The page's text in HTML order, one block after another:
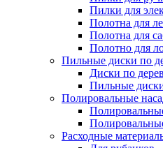
Пилки для
Полотна для
Полотна для
Полотно для
Пильные диски по
Диски по
Пильные
Полировальные
Расходные